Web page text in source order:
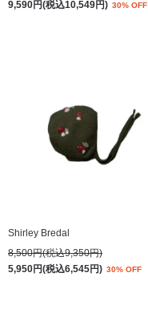
9,590円(税込10,549円) 30% OFF
Shirley Bredal
8,500円(税込9,350円)
5,950円(税込6,545円) 30% OFF